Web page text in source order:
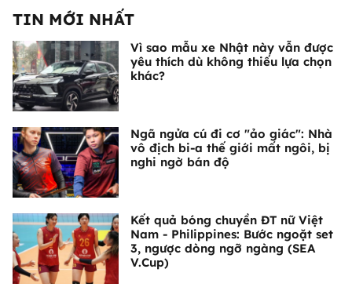
TIN MỚI NHẤT
Vì sao mẫu xe Nhật này vẫn được
yêu thích dù không thiếu lựa chọn
khác?
Ngã ngửa cú đi cơ "ảo giác": Nhà
vô địch bi-a thế giới mất ngôi, bị
nghi ngờ bán độ
Kết quả bóng chuyền ĐT nữ Việt
Nam - Philippines: Bước ngoặt set
3, ngược dòng ngỡ ngàng (SEA
V.Cup)